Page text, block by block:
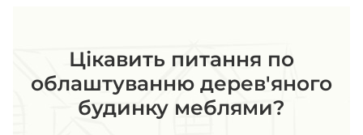
Цікавить питання по
облаштуванню дерев'яного
будинку меблями?